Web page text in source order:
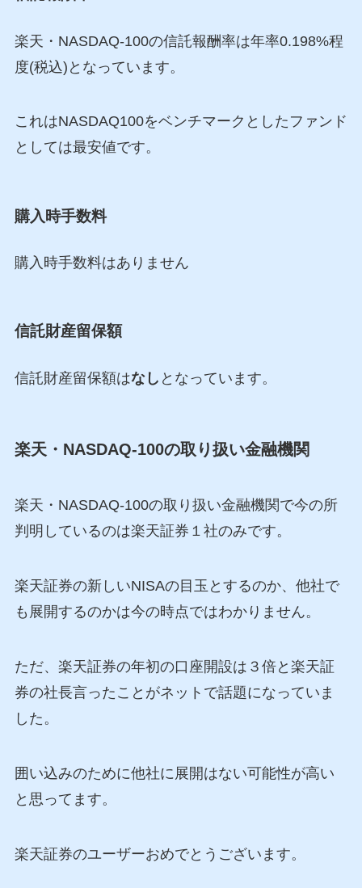
楽天・NASDAQ-100の信託報酬率は年率0.198%程
度(税込)となっています。
これはNASDAQ100をベンチマークとしたファンド
としては最安値です。
購入時手数料
購入時手数料はありません
信託財産留保額
信託財産留保額はなし となっています。
楽天・NASDAQ-100の取り扱い金融機関
楽天・NASDAQ-100の取り扱い金融機関で今の所
判明しているのは楽天証券１社のみです。
楽天証券の新しいNISAの目玉とするのか、他社で
も展開するのかは今の時点ではわかりません。
ただ、楽天証券の年初の口座開設は３倍と楽天証
券の社長言ったことがネットで話題になっていま
した。
囲い込みのために他社に展開はない可能性が高い
と思ってます。
楽天証券のユーザーおめでとうございます。